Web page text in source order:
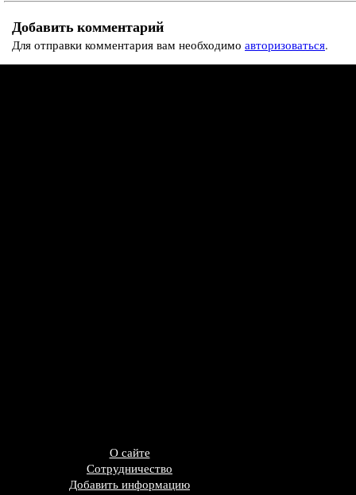
Добавить комментарий
Для отправки комментария вам необходимо авторизоваться.
О сайте
Сотрудничество
Добавить информацию